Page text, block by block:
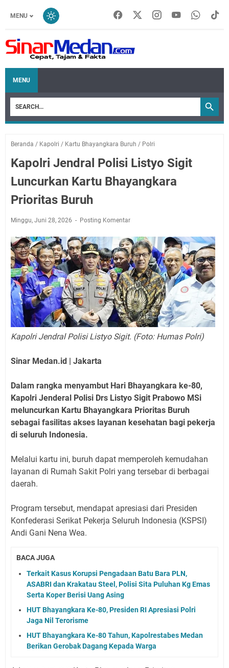
MENU
MENU
Beranda / Kapolri / Kartu Bhayangkara Buruh / Polri
Kapolri Jendral Polisi Listyo Sigit
Luncurkan Kartu Bhayangkara
Prioritas Buruh
Minggu, Juni 28, 2026 Posting Komentar
Kapolri Jendral Polisi Listyo Sigit. (Foto: Humas Polri)
Sinar Medan.id | Jakarta
Dalam rangka menyambut Hari Bhayangkara ke-80,
Kapolri Jenderal Polisi Drs Listyo Sigit Prabowo MSi
meluncurkan Kartu Bhayangkara Prioritas Buruh
sebagai fasilitas akses layanan kesehatan bagi pekerja
di seluruh Indonesia.
Melalui kartu ini, buruh dapat memperoleh kemudahan
layanan di Rumah Sakit Polri yang tersebar di berbagai
daerah.
Program tersebut, mendapat apresiasi dari Presiden
Konfederasi Serikat Pekerja Seluruh Indonesia (KSPSI)
Andi Gani Nena Wea.
BACA JUGA
Terkait Kasus Korupsi Pengadaan Batu Bara PLN,
ASABRI dan Krakatau Steel, Polisi Sita Puluhan Kg Emas
Serta Koper Berisi Uang Asing
HUT Bhayangkara Ke-80, Presiden RI Apresiasi Polri
Jaga Nil Terorisme
HUT Bhayangkara Ke-80 Tahun, Kapolrestabes Medan
Berikan Gerobak Dagang Kepada Warga